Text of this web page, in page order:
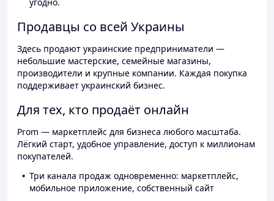
Продавцы со всей Украины
Здесь продают украинские предприниматели —
небольшие мастерские, семейные магазины,
производители и крупные компании. Каждая покупка
поддерживает украинский бизнес.
Для тех, кто продаёт онлайн
Prom — маркетплейс для бизнеса любого масштаба.
Лёгкий старт, удобное управление, доступ к миллионам
покупателей.
Три канала продаж одновременно: маркетплейс,
мобильное приложение, собственный сайт